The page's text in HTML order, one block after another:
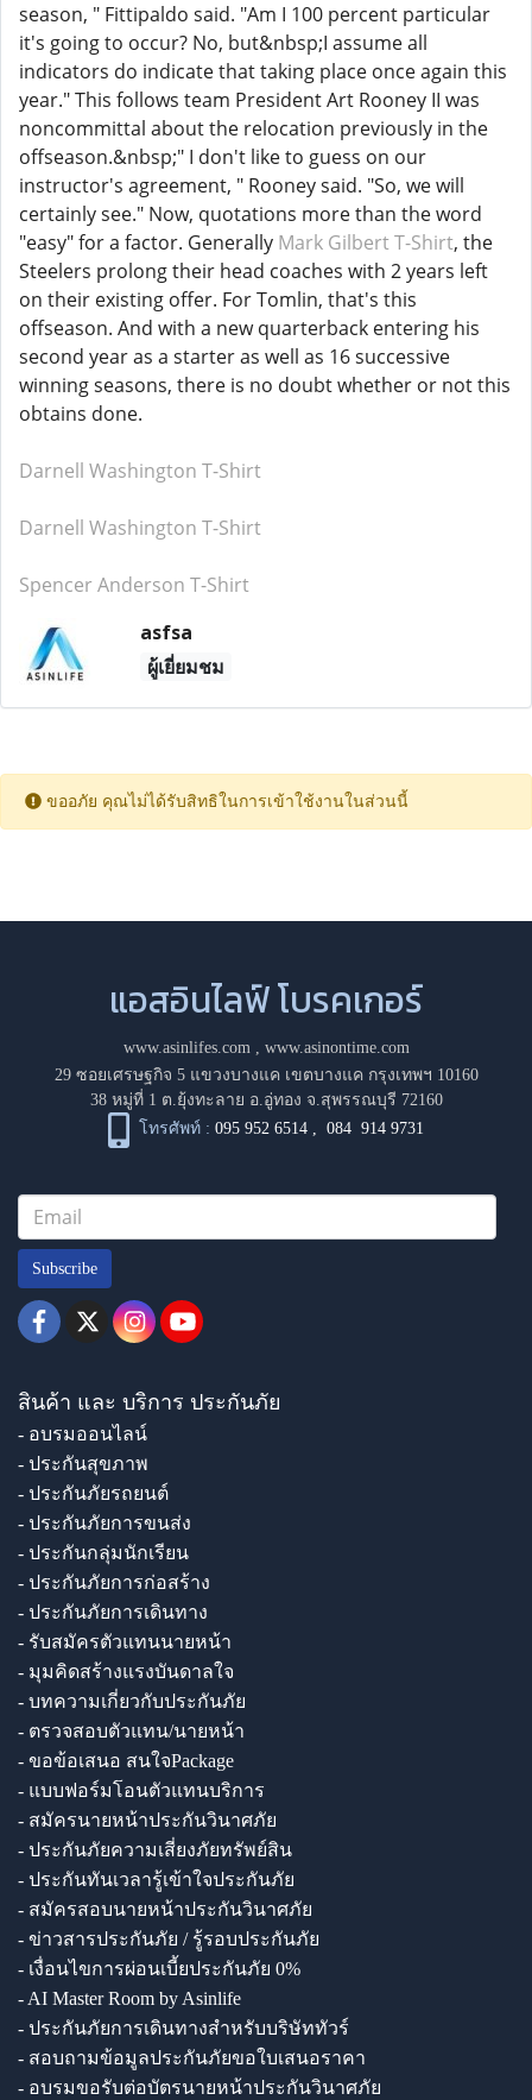
season, " Fittipaldo said. "Am I 100 percent particular
it's going to occur? No, but&nbsp;I assume all
indicators do indicate that taking place once again this
year." This follows team President Art Rooney II was
noncommittal about the relocation previously in the
offseason.&nbsp;" I don't like to guess on our
instructor's agreement, " Rooney said. "So, we will
certainly see." Now, quotations more than the word
"easy" for a factor. Generally Mark Gilbert T-Shirt, the
Steelers prolong their head coaches with 2 years left
on their existing offer. For Tomlin, that's this
offseason. And with a new quarterback entering his
second year as a starter as well as 16 successive
winning seasons, there is no doubt whether or not this
obtains done.
Darnell Washington T-Shirt
Darnell Washington T-Shirt
Spencer Anderson T-Shirt
asfsa
ผู้เยี่ยมชม
ขออภัย คุณไม่ได้รับสิทธิในการเข้าใช้งานในส่วนนี้
แอสอินไลฟ์ โบรคเกอร์
www.asinlifes.com, www.asinontime.com
29 ซอยเศรษฐกิจ 5 แขวงบางแค เขตบางแค กรุงเทพฯ 10160
38 หมู่ที่ 1 ต.ยุ้งทะลาย อ.อู่ทอง จ.สุพรรณบุรี 72160
โทรศัพท์ : 095 952 6514 ,084 914 9731
Subscribe
สินค้า และ บริการ ประกันภัย
- อบรมออนไลน์
- ประกันสุขภาพ
- ประกันภัยรถยนต์
- ประกันภัยการขนส่ง
- ประกันกลุ่มนักเรียน
- ประกันภัยการก่อสร้าง
- ประกันภัยการเดินทาง
- รับสมัครตัวแทนนายหน้า
- มุมคิดสร้างแรงบันดาลใจ
- บทความเกี่ยวกับประกันภัย
- ตรวจสอบตัวแทน/นายหน้า
- ขอข้อเสนอ สนใจPackage
- แบบฟอร์มโอนตัวแทนบริการ
- สมัครนายหน้าประกันวินาศภัย
- ประกันภัยความเสี่ยงภัยทรัพย์สิน
- ประกันทันเวลารู้เข้าใจประกันภัย
- สมัครสอบนายหน้าประกันวินาศภัย
- ข่าวสารประกันภัย / รู้รอบประกันภัย
- เงื่อนไขการผ่อนเบี้ยประกันภัย 0%
- AI Master Room by Asinlife
- ประกันภัยการเดินทางสำหรับบริษัททัวร์
- สอบถามข้อมูลประกันภัยขอใบเสนอราคา
- อบรมขอรับต่อบัตรนายหน้าประกันวินาศภัย